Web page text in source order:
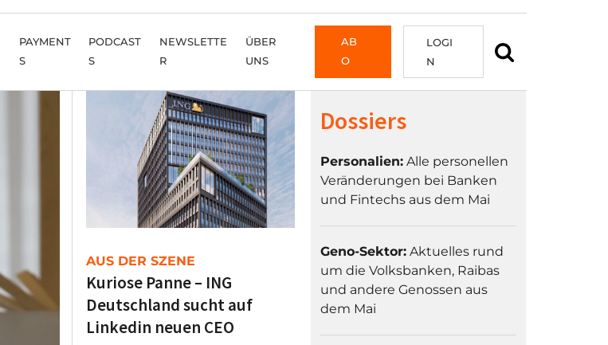
PAYMENT
S
PODCAST
S
NEWSLETTE
R
ÜBER
UNS
AB
O
LOGI
N
AUS DER SZENE
Kuriose Panne – ING
Deutschland sucht auf
Linkedin neuen CEO
Dossiers
Personalien: Alle personellen
Veränderungen bei Banken
und Fintechs aus dem Mai
Geno-Sektor: Aktuelles rund
um die Volksbanken, Raibas
und andere Genossen aus
dem Mai